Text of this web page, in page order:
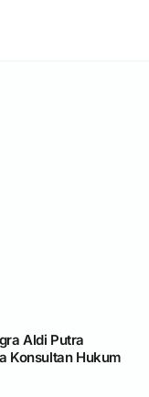
Aldi Putra
Konsultan Hukum